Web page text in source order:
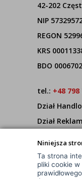
Niniejsza
Ta strona
pliki cookie
42-202
NIP
REGON
KRS
BDO
tel.: +48 798
Dział
Dział
7:00 - 15:00